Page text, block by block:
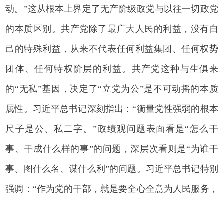
动。”这从根本上界定了无产阶级政党与以往一切政党
的本质区别。共产党除了最广大人民的利益，没有自
己的特殊利益，从来不代表任何利益集团、任何权势
团体、任何特权阶层的利益。共产党这种与生俱来
的“无私”基因，决定了“立党为公”是不可动摇的本质
属性。习近平总书记深刻指出：“衡量党性强弱的根本
尺子是公、私二字。”政绩观问题表面看是“怎么干
事、干成什么样的事”的问题，深层次看则是“为谁干
事、图什么名、谋什么利”的问题。习近平总书记特别
强调：“作为党的干部，就是要全心全意为人民服务，